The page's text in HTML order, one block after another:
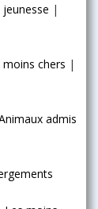
|
moins chers |
admis